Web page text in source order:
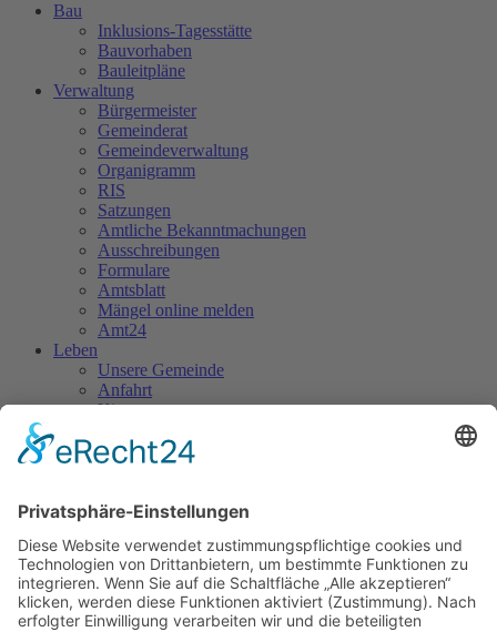
Bau
Inklusions-Tagesstätte
Bauvorhaben
Bauleitpläne
Verwaltung
Bürgermeister
Gemeinderat
Gemeindeverwaltung
Organigramm
RIS
Satzungen
Amtliche Bekanntmachungen
Ausschreibungen
Formulare
Amtsblatt
Mängel online melden
Amt24
Leben
Unsere Gemeinde
Anfahrt
Kita
FFW
Bauhof
AZV/TWZ
Freizeit
Freizeitkalender
Vereine
Rad- und Wanderrouten